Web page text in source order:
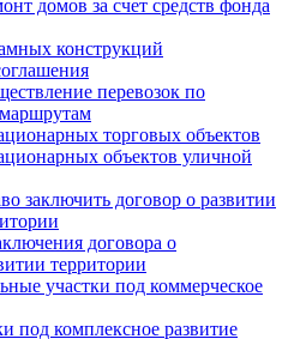
домов за счет средств фонда
конструкций
перевозок по
торговых объектов
объектов уличной
заключить договор о развитии
договора о
территории
участки под коммерческое
под комплексное развитие